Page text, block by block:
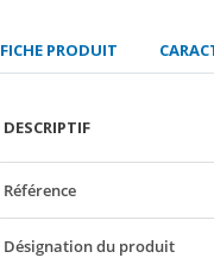
FICHE PRODUIT
DESCRIPTIF
Référence
Désignation du produit